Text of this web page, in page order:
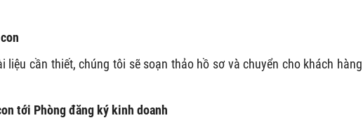
liệu cần thiết, chúng tôi sẽ soạn thảo hồ sơ và chuyển cho khách hàng
tới Phòng đăng ký kinh doanh